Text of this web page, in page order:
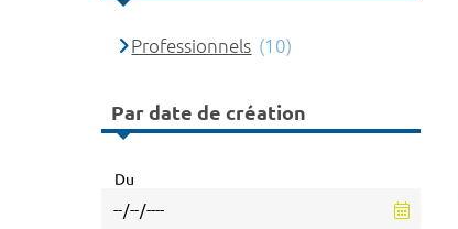
Professionnels (10)
Par date de création
Du